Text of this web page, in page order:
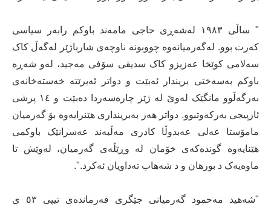
" ساڵی ١٩٨٣ لەشەڕی حاجی مامەند باوکم رابەر سیاسی
کەرت بوو. لەگەرمیانەوە چووبونە ناوچەی شارباژێر لەگەڵ کاک
سەلامی کوێخا عەزیزو کاک سدیقی سۆفی مەجید، لەو شەڕە
باوکم بەسەختی بریندار ئەبێت و دواتر ئەبرێتە خەستەخانەی
بەرگەڵوو مانگێک لەوێ لە ژێر چارەسەردا دەبێت و ١٤ پرشی
ئارپیجی بەرکەوتبوو. دواتر ھەر بەبرینداری ھێنرایەوە بۆ گەرمیان
مامۆستا عەلی عەبدوڵا کادری مەڵبەند عەسرانێک باوکمی
ھێنایەوە گوندەکەی خۆمان لە وڕێڵەی گەرمیان، لەوێش تا
ماوەیەک د بورھان و د شەھاب تەداویان ئەکرد.".
"شەھید مەحمود گەرمیانی جێگری فەرماندەی تیپی ٥٣ ی